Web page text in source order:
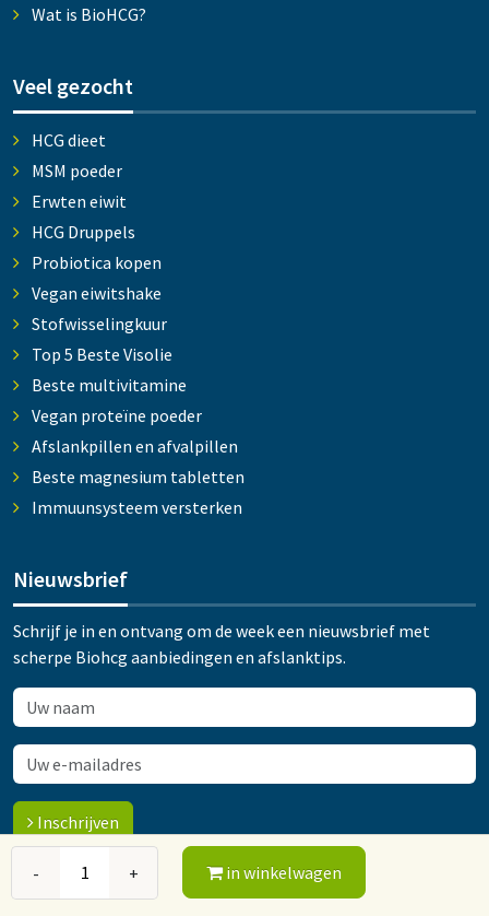
- + in winkelwagen
Wat is BioHCG?
Veel gezocht
HCG dieet
MSM poeder
Erwten eiwit
HCG Druppels
Probiotica kopen
Vegan eiwitshake
Stofwisselingkuur
Top 5 Beste Visolie
Beste multivitamine
Vegan proteïne poeder
Afslankpillen en afvalpillen
Beste magnesium tabletten
Immuunsysteem versterken
Nieuwsbrief
Schrijf je in en ontvang om de week een nieuwsbrief met
scherpe Biohcg aanbiedingen en afslanktips.
Inschrijven